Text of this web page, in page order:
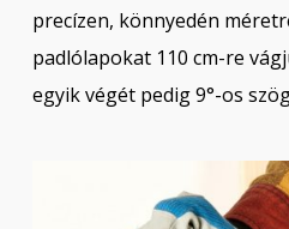
precízen, könnyedén
padlólapokat 110 cm-re
egyik végét pedig 9°-os